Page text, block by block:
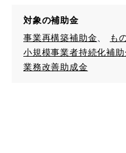
対象の補助金
事業再構築補助金
も
小規模事業者持続化補助
業務改善助成金